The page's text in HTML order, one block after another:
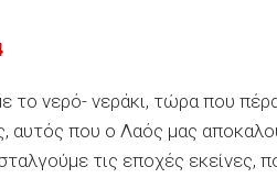
νερό- νεράκι, τώρα που
που ο Λαός μας
τις εποχές εκείνες,